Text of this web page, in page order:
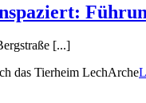
[...]
das Tierheim LechArche